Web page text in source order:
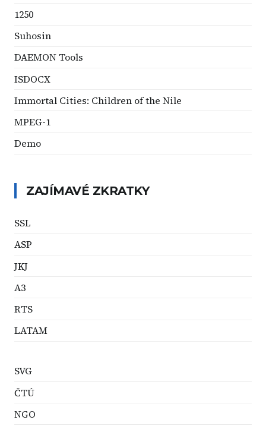
1250
Suhosin
DAEMON Tools
ISDOCX
Immortal Cities: Children of the Nile
MPEG-1
Demo
ZAJÍMAVÉ ZKRATKY
SSL
ASP
JKJ
A3
RTS
LATAM
SVG
ČTÚ
NGO